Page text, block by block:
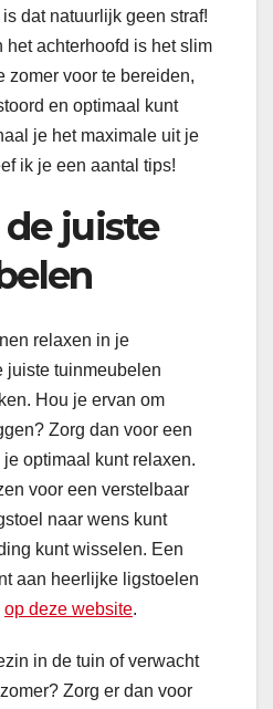
dat natuurlijk geen straf!
het achterhoofd is het slim
zomer voor te bereiden,
en optimaal kunt
je het maximale uit je
ik je een aantal tips!
de juiste
relaxen in je
juiste tuinmeubelen
Hou je ervan om
Zorg dan voor een
optimaal kunt relaxen.
voor een verstelbaar
naar wens kunt
kunt wisselen. Een
aan heerlijke ligstoelen
op deze website.
in de tuin of verwacht
Zorg er dan voor